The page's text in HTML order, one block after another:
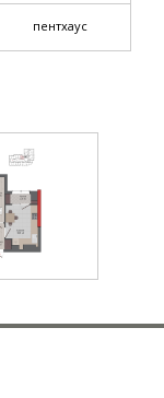
пентхаус